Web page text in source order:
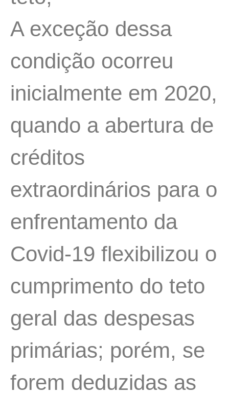
A exceção dessa
condição ocorreu
inicialmente em 2020,
quando a abertura de
créditos
extraordinários para o
enfrentamento da
Covid-19 flexibilizou o
cumprimento do teto
geral das despesas
primárias; porém, se
forem deduzidas as